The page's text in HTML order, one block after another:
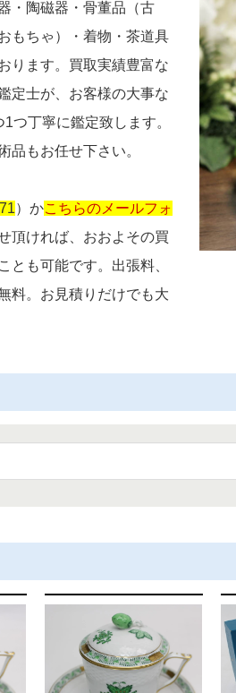
・陶磁器・骨董品（古
もちゃ）・着物・茶道具
ります。買取実績豊富な
定士が、お客様の大事な
つ丁寧に鑑定致します。
品もお任せ下さい。
）かこちらのメールフォ
頂ければ、おおよその買
とも可能です。出張料、
料。お見積りだけでも大